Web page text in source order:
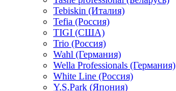
Tebiskin (Италия)
Tefia (Россия)
TIGI (США)
Trio (Россия)
Wahl (Германия)
Wella Professionals (Германия)
White Line (Россия)
Y.S.Park (Япония)